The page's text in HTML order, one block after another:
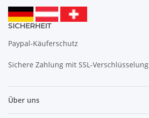
SICHERHEIT
Paypal-Käuferschutz
Sichere Zahlung mit SSL-Verschlüsselung
Über uns